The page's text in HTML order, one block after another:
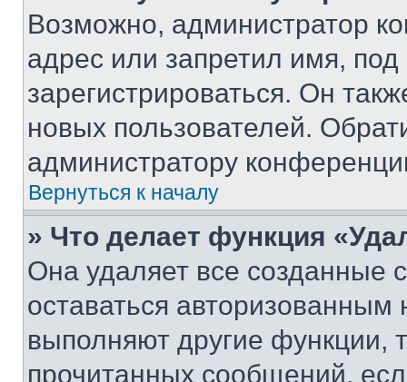
Возможно, администратор
адрес или запретил имя,
зарегистрироваться. Он
новых пользователей.
администратору
Вернуться к началу
» Что делает функция
Она удаляет все созданные
оставаться
выполняют другие функции,
прочитанных сообщений,